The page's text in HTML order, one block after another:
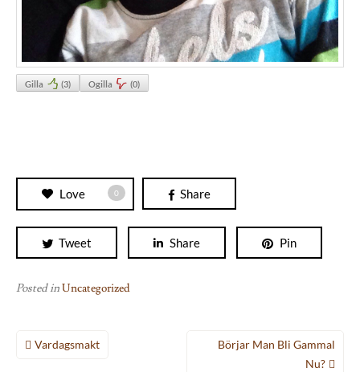
Gilla (3) Ogilla (0)
Love 0 Share
Tweet Share Pin
Posted inUncategorized
Inläggsnavigering
Vardagsmakt
Börjar Man Bli Gammal
Nu?